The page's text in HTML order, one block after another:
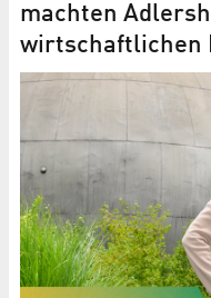
machten
wirtschaftlichen